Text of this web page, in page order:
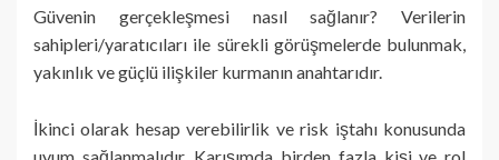
Güvenin gerçekleşmesi nasıl sağlanır? Verilerin
sahipleri/yaratıcıları ile sürekli görüşmelerde bulunmak,
yakınlık ve güçlü ilişkiler kurmanın anahtarıdır.
İkinci olarak hesap verebilirlik ve risk iştahı konusunda